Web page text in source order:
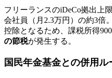
フリーランスのiDeCo拠出上
会社員（月2.3万円）の約3倍
控除となるため、課税所得
の節税が発生する。
国民年金基金との併用